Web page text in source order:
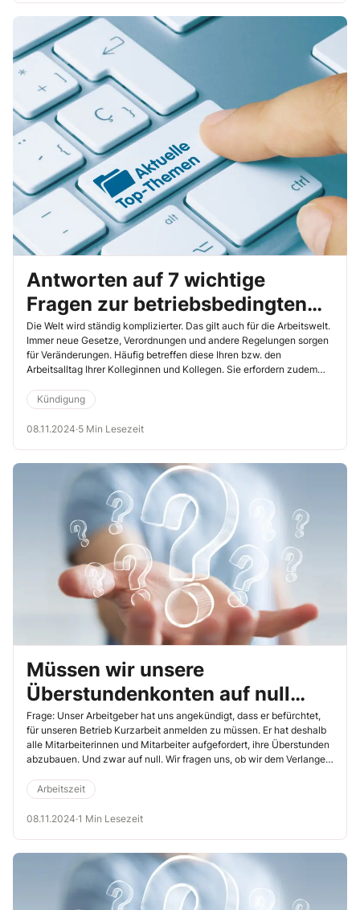
Antworten auf 7 wichtige
Fragen zur betriebsbedingten
Kündigung
Die Welt wird ständig komplizierter. Das gilt auch für die Arbeitswelt.
Immer neue Gesetze, Verordnungen und andere Regelungen sorgen
für Veränderungen. Häufig betreffen diese Ihren bzw. den
Arbeitsalltag Ihrer Kolleginnen und Kollegen. Sie erfordern zudem
Betriebsabläufe entsprechend anzupassen. Das ist nicht immer
leicht. Häufig sind solche Veränderungen mit betriebsbedingten
Kündigungen verbunden. Hier sind Sie als Betriebsrat gefragt. Die
Kündigung
08.11.2024·5 Min Lesezeit
Müssen wir unsere
Überstundenkonten auf null
reduzieren?
Frage: Unser Arbeitgeber hat uns angekündigt, dass er befürchtet,
für unseren Betrieb Kurzarbeit anmelden zu müssen. Er hat deshalb
alle Mitarbeiterinnen und Mitarbeiter aufgefordert, ihre Überstunden
abzubauen. Und zwar auf null. Wir fragen uns, ob wir dem Verlangen
Überstunden gilt. Sind nicht Überstunden, die sich bereits länger als
ein Jahr auf einem entsprechenden Arbeitszeitkonto befinden,
geschützt?
Arbeitszeit
08.11.2024·1 Min Lesezeit